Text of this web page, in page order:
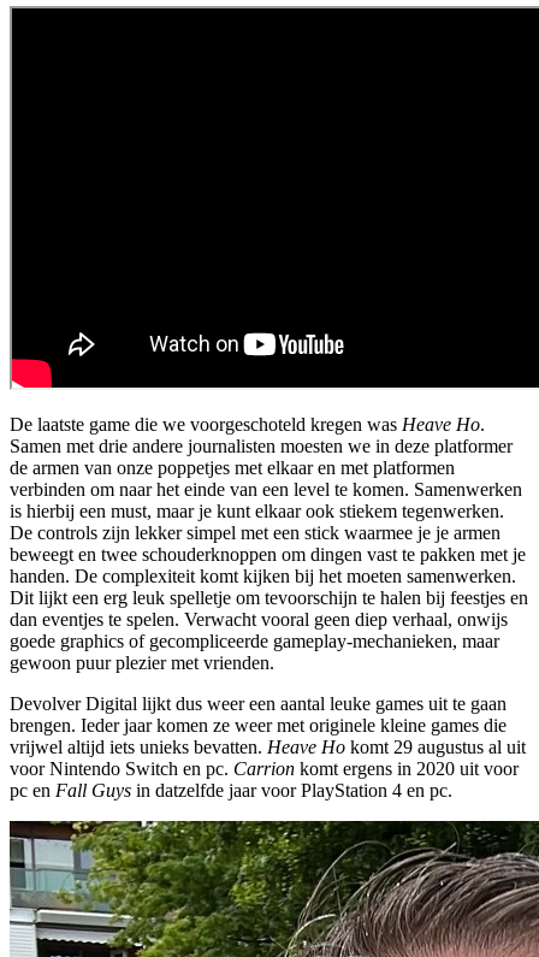
De laatste game die we voorgeschoteld kregen was Heave Ho.
Samen met drie andere journalisten moesten we in deze platformer
de armen van onze poppetjes met elkaar en met platformen
verbinden om naar het einde van een level te komen. Samenwerken
is hierbij een must, maar je kunt elkaar ook stiekem tegenwerken.
De controls zijn lekker simpel met een stick waarmee je je armen
beweegt en twee schouderknoppen om dingen vast te pakken met je
handen. De complexiteit komt kijken bij het moeten samenwerken.
Dit lijkt een erg leuk spelletje om tevoorschijn te halen bij feestjes en
dan eventjes te spelen. Verwacht vooral geen diep verhaal, onwijs
goede graphics of gecompliceerde gameplay-mechanieken, maar
gewoon puur plezier met vrienden.
Devolver Digital lijkt dus weer een aantal leuke games uit te gaan
brengen. Ieder jaar komen ze weer met originele kleine games die
vrijwel altijd iets unieks bevatten. Heave Ho komt 29 augustus al uit
voor Nintendo Switch en pc. Carrion komt ergens in 2020 uit voor
pc en Fall Guys in datzelfde jaar voor PlayStation 4 en pc.